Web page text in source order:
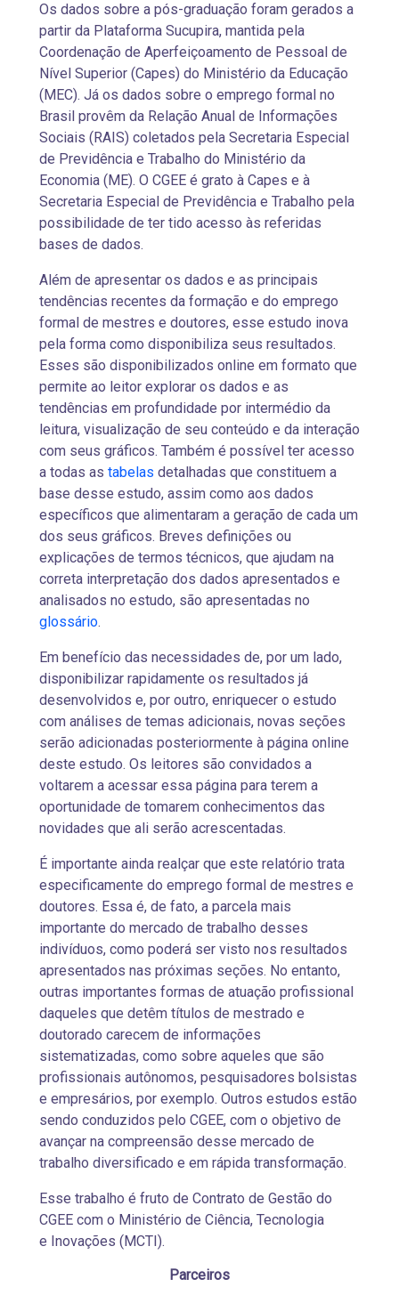
Os dados sobre a pós-graduação foram gerados a
partir da Plataforma Sucupira, mantida pela
Coordenação de Aperfeiçoamento de Pessoal de
Nível Superior (Capes) do Ministério da Educação
(MEC). Já os dados sobre o emprego formal no
Brasil provêm da Relação Anual de Informações
Sociais (RAIS) coletados pela Secretaria Especial
de Previdência e Trabalho do Ministério da
Economia (ME). O CGEE é grato à Capes e à
Secretaria Especial de Previdência e Trabalho pela
possibilidade de ter tido acesso às referidas
bases de dados.
Além de apresentar os dados e as principais
tendências recentes da formação e do emprego
formal de mestres e doutores, esse estudo inova
pela forma como disponibiliza seus resultados.
Esses são disponibilizados online em formato que
permite ao leitor explorar os dados e as
tendências em profundidade por intermédio da
leitura, visualização de seu conteúdo e da interação
com seus gráficos. Também é possível ter acesso
a todas as tabelas detalhadas que constituem a
base desse estudo, assim como aos dados
específicos que alimentaram a geração de cada um
dos seus gráficos. Breves definições ou
explicações de termos técnicos, que ajudam na
correta interpretação dos dados apresentados e
analisados no estudo, são apresentadas no
glossário.
Em benefício das necessidades de, por um lado,
disponibilizar rapidamente os resultados já
desenvolvidos e, por outro, enriquecer o estudo
com análises de temas adicionais, novas seções
serão adicionadas posteriormente à página online
deste estudo. Os leitores são convidados a
voltarem a acessar essa página para terem a
oportunidade de tomarem conhecimentos das
novidades que ali serão acrescentadas.
É importante ainda realçar que este relatório trata
especificamente do emprego formal de mestres e
doutores. Essa é, de fato, a parcela mais
importante do mercado de trabalho desses
indivíduos, como poderá ser visto nos resultados
apresentados nas próximas seções. No entanto,
outras importantes formas de atuação profissional
daqueles que detêm títulos de mestrado e
doutorado carecem de informações
sistematizadas, como sobre aqueles que são
profissionais autônomos, pesquisadores bolsistas
e empresários, por exemplo. Outros estudos estão
sendo conduzidos pelo CGEE, com o objetivo de
avançar na compreensão desse mercado de
trabalho diversificado e em rápida transformação.
Esse trabalho é fruto de Contrato de Gestão do
CGEE com o Ministério de Ciência, Tecnologia
e Inovações (MCTI).
Parceiros